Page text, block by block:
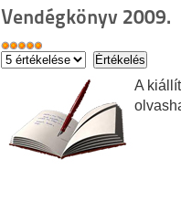
Vendégkönyv 2009.
A